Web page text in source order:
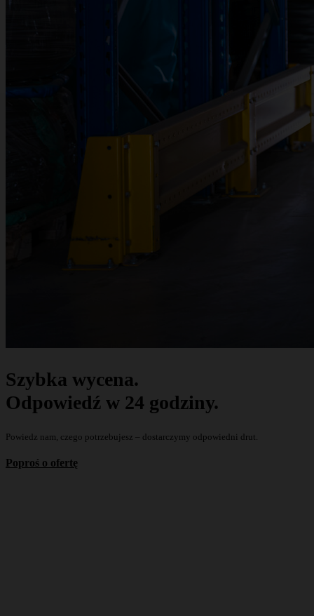
Szybka wycena.
Odpowiedź w 24 godziny.
Powiedz nam, czego potrzebujesz – dostarczymy odpowiedni drut.
Poproś o ofertę